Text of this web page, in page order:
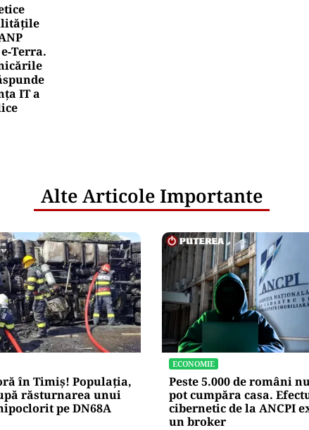
IT a
Alte Articole Importante
în Timiș! Populația,
răsturnarea unui
pe DN68A
ECONOMIE
Peste 5.000 de români
pot cumpăra casa.
cibernetic de la ANCPI
un broker